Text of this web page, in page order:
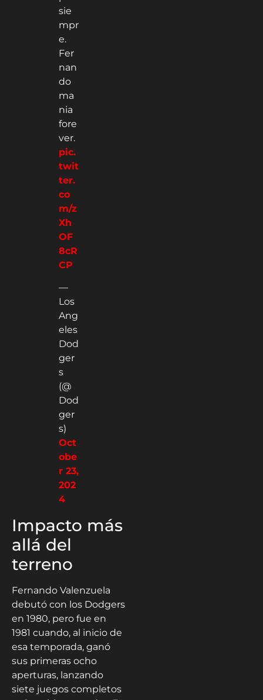
sie
mpr
e.
Fer
nan
do
ma
nia
fore
ver.
pic.
twit
ter.
co
m/z
Xh
OF
8cR
CP
—
Los
Ang
eles
Dod
ger
s
(@
Dod
ger
s)
Oct
obe
r 23,
202
4
Impacto más
allá del
terreno
Fernando Valenzuela
debutó con los Dodgers
en 1980, pero fue en
1981 cuando, al inicio de
esa temporada, ganó
sus primeras ocho
aperturas, lanzando
siete juegos completos